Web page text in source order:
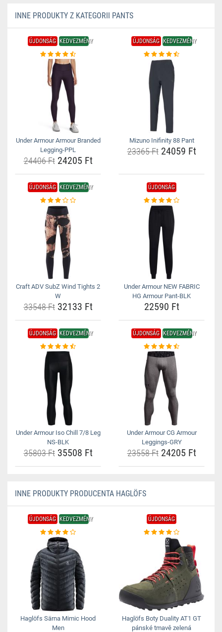
INNE PRODUKTY Z KATEGORII PANTS
ÚJDONSÁG KEDVEZMÉNY
Under Armour Armour Branded
Legging-PPL
24406 Ft24205 Ft
ÚJDONSÁG KEDVEZMÉNY
Mizuno Inifinity 88 Pant
23365 Ft24059 Ft
ÚJDONSÁG KEDVEZMÉNY
Craft ADV SubZ Wind Tights 2
W
33548 Ft32133 Ft
ÚJDONSÁG
Under Armour NEW FABRIC
HG Armour Pant-BLK
22590 Ft
ÚJDONSÁG KEDVEZMÉNY
Under Armour Iso Chill 7/8 Leg
NS-BLK
35803 Ft35508 Ft
ÚJDONSÁG KEDVEZMÉNY
Under Armour CG Armour
Leggings-GRY
23558 Ft24205 Ft
INNE PRODUKTY PRODUCENTA HAGLÖFS
ÚJDONSÁG KEDVEZMÉNY
Haglöfs Särna Mimic Hood
Men
ÚJDONSÁG
Haglöfs Boty Duality AT1 GT
pánské tmavě zelená